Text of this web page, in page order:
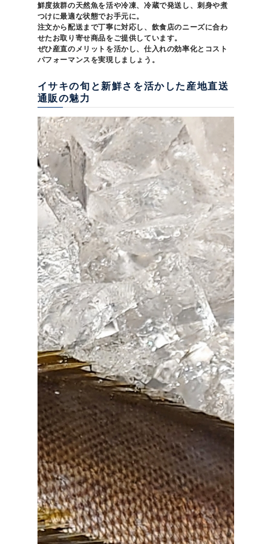
鮮度抜群の天然魚を活や冷凍、冷蔵で発送し、刺身や煮
つけに最適な状態でお手元に。
注文から配送まで丁寧に対応し、飲食店のニーズに合わ
せたお取り寄せ商品をご提供しています。
ぜひ産直のメリットを活かし、仕入れの効率化とコスト
パフォーマンスを実現しましょう。
イサキの旬と新鮮さを活かした産地直送
通販の魅力